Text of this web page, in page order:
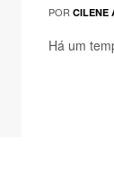
POR CILENE
Há um